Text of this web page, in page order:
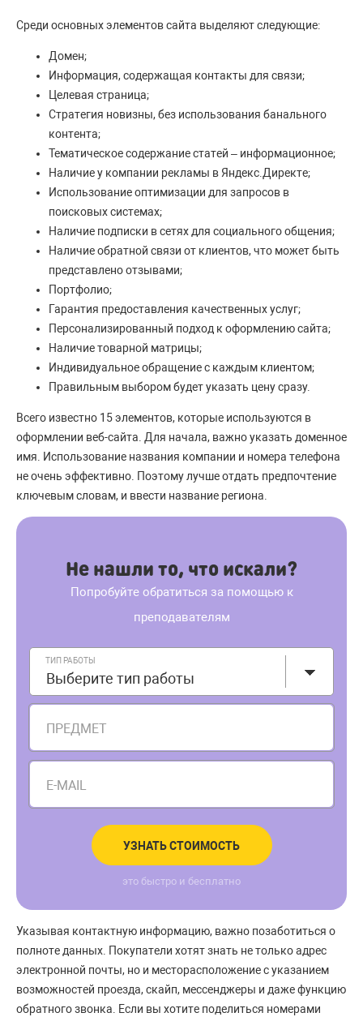
Среди основных элементов сайта выделяют следующие:
Домен;
Информация, содержащая контакты для связи;
Целевая страница;
Стратегия новизны, без использования банального
контента;
Тематическое содержание статей – информационное;
Наличие у компании рекламы в Яндекс.Директе;
Использование оптимизации для запросов в
поисковых системах;
Наличие подписки в сетях для социального общения;
Наличие обратной связи от клиентов, что может быть
представлено отзывами;
Портфолио;
Гарантия предоставления качественных услуг;
Персонализированный подход к оформлению сайта;
Наличие товарной матрицы;
Индивидуальное обращение с каждым клиентом;
Правильным выбором будет указать цену сразу.
Всего известно 15 элементов, которые используются в
оформлении веб-сайта. Для начала, важно указать доменное
имя. Использование названия компании и номера телефона
не очень эффективно. Поэтому лучше отдать предпочтение
ключевым словам, и ввести название региона.
Не нашли то, что искали?
Попробуйте обратиться за помощью к
преподавателям
ТИП РАБОТЫ
Выберите тип работы
ПРЕДМЕТ
E-MAIL
УЗНАТЬ СТОИМОСТЬ
это быстро и бесплатно
Указывая контактную информацию, важно позаботиться о
полноте данных. Покупатели хотят знать не только адрес
электронной почты, но и месторасположение с указанием
возможностей проезда, скайп, мессенджеры и даже функцию
обратного звонка. Если вы хотите поделиться номерами